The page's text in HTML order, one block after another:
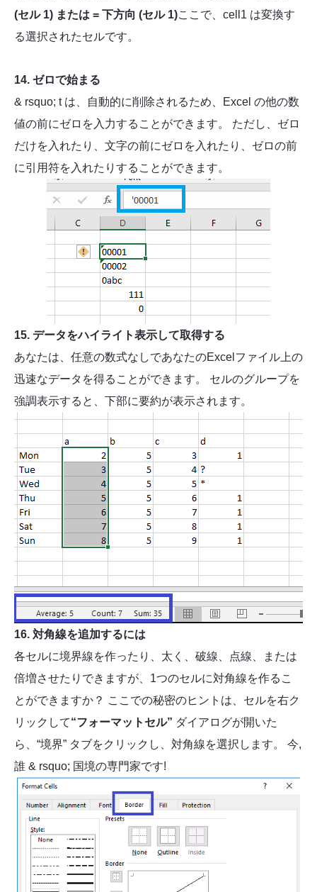
(セル 1) または = 下方向 (セル 1)ここで、cell1 は変換す
る選択されたセルです。
14. ゼロで始まる
& rsquo; t は、自動的に削除されるため、Excel の他の数
値の前にゼロを入力することができます。 ただし、ゼロ
だけを入れたり、文字の前にゼロを入れたり、ゼロの前
に引用符を入れたりすることができます。
15. データをハイライト表示して取得する
あなたは、任意の数式なしであなたのExcelファイル上の
迅速なデータを得ることができます。 セルのグループを
強調表示すると、下部に要約が表示されます。
16. 対角線を追加するには
各セルに境界線を作ったり、太く、破線、点線、または
倍増させたりできますが、1つのセルに対角線を作るこ
とができますか？ ここでの秘密のヒントは、セルを右ク
リックして“フォーマットセル” ダイアログが開いた
ら、“境界” タブをクリックし、対角線を選択します。 今,
誰 & rsquo; 国境の専門家です!